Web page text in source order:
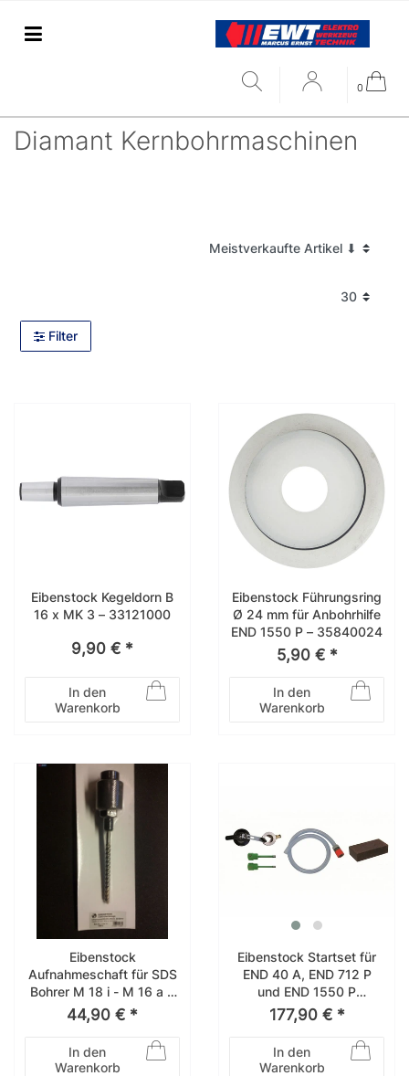
0
Diamant Kernbohrmaschinen
Filter
Eibenstock Kegeldorn B
16 x MK 3 – 33121000
9,90 € *
In den
Warenkorb
Eibenstock Führungsring
Ø 24 mm für Anbohrhilfe
END 1550 P – 35840024
5,90 € *
In den
Warenkorb
Eibenstock
Aufnahmeschaft für SDS
Bohrer M 18 i - M 16 a +
SDS-Bohrer 35514000
44,90 € *
In den
Warenkorb
Eibenstock Startset für
END 40 A, END 712 P
und END 1550 P
3583E000 für END 712 P
Diamant-Nass-
Kernbohrmaschine
177,90 € *
In den
Warenkorb